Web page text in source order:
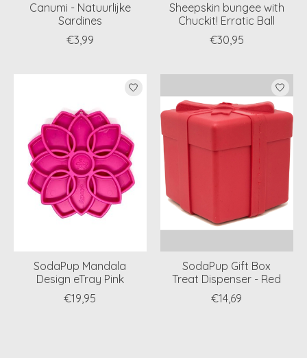
Canumi - Natuurlijke
Sardines
€3,99
Sheepskin bungee with
Chuckit! Erratic Ball
€30,95
SodaPup Mandala
Design eTray Pink
€19,95
SodaPup Gift Box
Treat Dispenser - Red
€14,69